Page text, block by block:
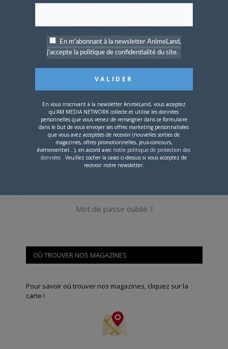
Se souvenir de moi
Créer un
compte
Mot de passe oublié ?
OÙ TROUVER NOS MAGAZINES
Pour savoir où trouver nos magazines, cliquez sur la
carte !
En m'abonnant à la newsletter AnimeLand,
j'accepte la politique de confidentialité du site.
En vous inscrivant à la newsletter AnimeLand, vous acceptez
qu'AM MEDIA NETWORK collecte et utilise les données
personnelles que vous venez de renseigner dans ce formulaire
dans le but de vous envoyer ses offres marketing personnalisées
que vous avez acceptées de recevoir (nouvelles sorties de
magazines, offres promotionnelles, jeux-concours,
événementiel...), en accord avec notre politique de protection des
données . Veuillez cocher la cases ci-dessus si vous acceptez de
recevoir notre newsletter.